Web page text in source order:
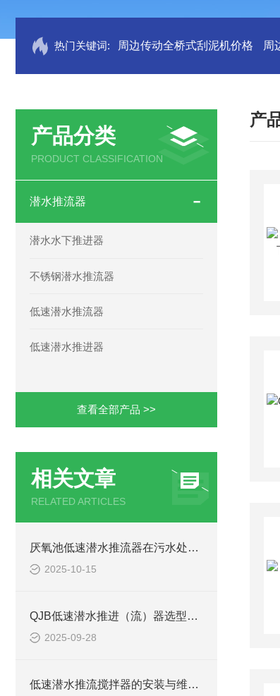
热门关键词: 周边传动全桥式刮泥机价格 周
产品分类
PRODUCT CLASSIFICATION
潜水推流器
潜水水下推进器
不锈钢潜水推流器
低速潜水推流器
低速潜水推进器
查看全部产品 >>
相关文章
RELATED ARTICLES
厌氧池低速潜水推流器在污水处理中的作用
2025-10-15
QJB低速潜水推进（流）器选型关键考量因素
2025-09-28
低速潜水推流搅拌器的安装与维护技巧
产